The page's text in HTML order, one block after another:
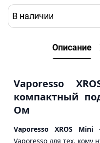
В наличии
Описание
Vaporesso
компактный
Ом
Vaporesso XROS Mini
Vaporesso для тех, кому